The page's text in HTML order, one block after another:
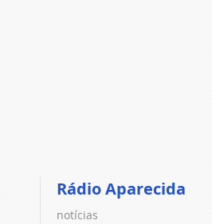
Rádio Aparecida
notícias